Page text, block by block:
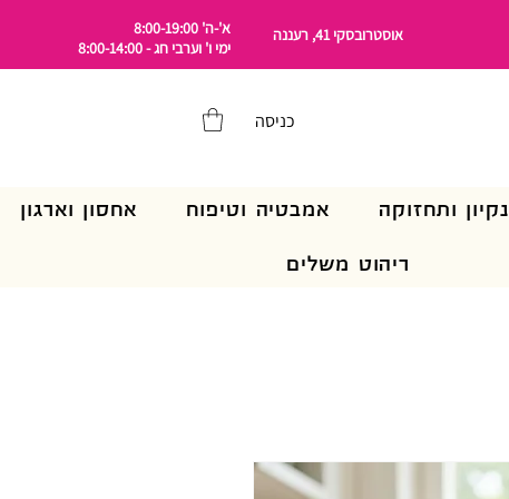
א'-ה' 8:00-19:00
ימי ו' וערבי חג - 8:00-14:00
אוסטרובסקי 41, רעננה
כניסה
נקיון ותחזוקה אמבטיה וטיפוח אחסון וארגון
ריהוט משלים